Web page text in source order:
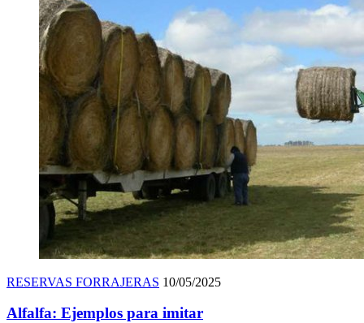
RESERVAS FORRAJERAS 10/05/2025
Alfalfa: Ejemplos para imitar